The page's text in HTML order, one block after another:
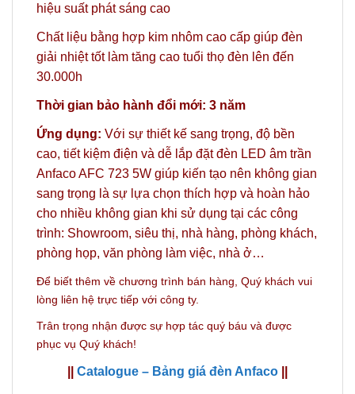
hiệu suất phát sáng cao
Chất liệu bằng hợp kim nhôm cao cấp giúp đèn
giải nhiệt tốt làm tăng cao tuổi thọ đèn lên đến
30.000h
Thời gian bảo hành đổi mới: 3 năm
Ứng dụng: Với sự thiết kế sang trọng, độ bền
cao, tiết kiệm điện và dễ lắp đặt đèn LED âm trần
Anfaco AFC 723 5W giúp kiến tạo nên không gian
sang trọng là sự lựa chọn thích hợp và hoàn hảo
cho nhiều không gian khi sử dụng tại các công
trình: Showroom, siêu thị, nhà hàng, phòng khách,
phòng họp, văn phòng làm việc, nhà ở…
Để biết thêm về chương trình bán hàng, Quý khách vui
lòng liên hệ trực tiếp với công ty.
Trân trọng nhận được sự hợp tác quý báu và được
phục vụ Quý khách!
Catalogue – Bảng giá đèn Anfaco